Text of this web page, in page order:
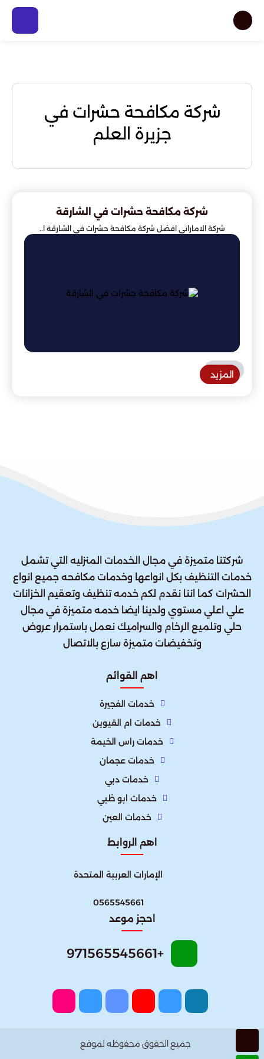
شركة مكافحة حشرات في
جزيرة العلم
شركة مكافحة حشرات في الشارقة
شركة الاماراتي افضل شركة مكافحة حشرات في الشارقة ا..
المزيد
شركتنا متميزة في مجال الخدمات المنزليه التي تشمل
خدمات التنظيف بكل انواعها وخدمات مكافحه جميع انواع
الحشرات كما اننا نقدم لكم خدمه تنظيف وتعقيم الخزانات
علي اعلي مستوي ولدينا ايضا خدمه متميزة في مجال
حلي وتلميع الرخام والسراميك نعمل باستمرار عروض
وتخفيضات متميزة سارع بالاتصال
اهم القوائم
خدمات الفجيرة
خدمات ام القيوين
خدمات راس الخيمة
خدمات عجمان
خدمات دبي
خدمات ابو ظبي
خدمات العين
اهم الروابط
الإمارات العربية المتحدة​
0565545661
احجز موعد
+971565545661
جميع الحقوق محفوظه لموقع